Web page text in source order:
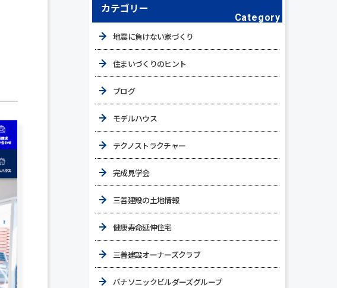
カテゴリー
Category
地震に負けない家づくり
住まいづくりのヒント
ブログ
モデルハウス
テクノストラクチャー
完成見学会
三善建設の土地情報
健康寿命延伸住宅
三善建設オーナーズクラブ
パナソニックビルダーズグループ